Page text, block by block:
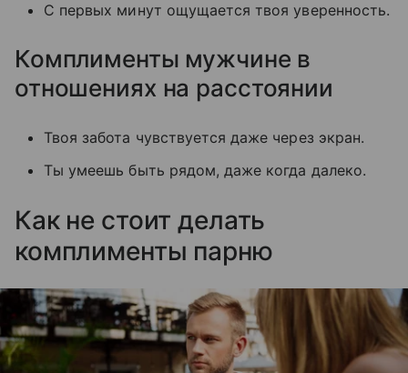
С первых минут ощущается твоя уверенность.
Комплименты мужчине в
отношениях на расстоянии
Твоя забота чувствуется даже через экран.
Ты умеешь быть рядом, даже когда далеко.
Как не стоит делать
комплименты парню